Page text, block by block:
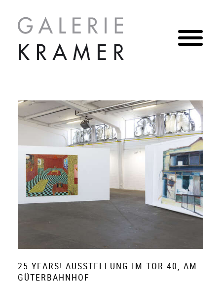
25 YEARS! AUSSTELLUNG IM TOR 40, AM
GÜTERBAHNHOF